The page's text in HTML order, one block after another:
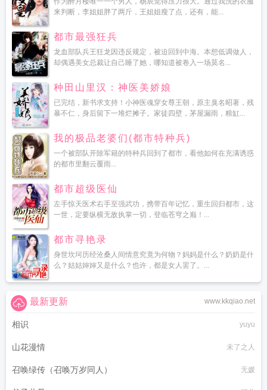
来判断，李姐姐胖了两斤，王姐姐瘦了点，还有，能...
都市最强狂兵
龙血部队兵王狂龙因违反规定，被迫回到中海。本想低调做人，
却偶遇美女总裁让自己睡了她，哪知道被卷入一场莫名...
种田山里汉：神医美娇娘
已完结，新书求支持！小神医魂穿女尊王朝，原主臭名昭著，残
暴不仁，身后留下一堆烂摊子。家徒四壁，茅屋漏雨，粮缸...
我的极品老婆们(都市特种兵)
一个被部队开除军籍的特种兵回到了都市，看他如何在充满诱惑
的都市里翻云覆雨...
都市超级医仙
左手惊天医术右手至强武功，携带百年记忆，重生回归都市，这
一世，定要纵横无敌执掌一切，登临苍穹之巅！...
都市寻艳录
身世坎坷历经沧桑人间情意究竟为何物？妈妈是什么？奶奶是什
么？姑姑婶婶又是什么？也许，都是女人罢了。...
www.kkqiao.net
最新更新
相识 yuyu
山花漫情 未了之人
召唤绿传（召唤万岁同人） 无媛